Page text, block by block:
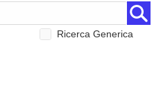
Ricerca Generica